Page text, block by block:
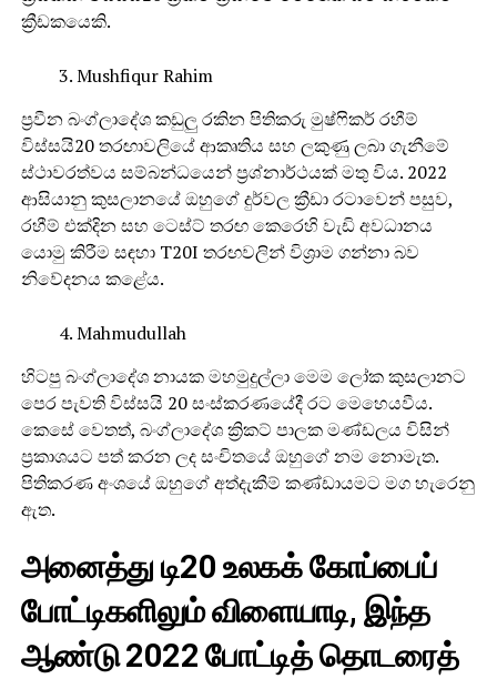
ක්‍රීඩකයෙකි.
Mushfiqur Rahim
ප්‍රවීන බංග්ලාදේශ කඩුලු රකින පිතිකරු මුෂ්ෆිකර් රහීම්
විස්සයි20 තරඟාවලියේ ආකෘතිය සහ ලකුණු ලබා ගැනීමේ
ස්ථාවරත්වය සම්බන්ධයෙන් ප්‍රශ්නාර්ථයක් මතු විය. 2022
ආසියානු කුසලානයේ ඔහුගේ දුර්වල ක්‍රීඩා රටාවෙන් පසුව,
රහීම් එක්දින සහ ටෙස්ට් තරඟ කෙරෙහි වැඩි අවධානය
යොමු කිරීම සඳහා T20I තරඟවලින් විශ්‍රාම ගන්නා බව
නිවේදනය කළේය.
Mahmudullah
හිටපු බංග්ලාදේශ නායක මහමුදුල්ලා මෙම ලෝක කුසලානට
පෙර පැවති විස්සයි 20 සංස්කරණයේදී රට මෙහෙයවීය.
කෙසේ වෙතත්, බංග්ලාදේශ ක්‍රිකට් පාලක මණ්ඩලය විසින්
ප්‍රකාශයට පත් කරන ලද සංචිතයේ ඔහුගේ නම නොමැත.
පිතිකරණ අංශයේ ඔහුගේ අත්දැකීම් කණ්ඩායමට මග හැරෙනු
ඇත.
அனைத்து டி20 உலகக் கோப்பைப்
போட்டிகளிலும் விளையாடி, இந்த
ஆண்டு 2022 போட்டித் தொடரைத்